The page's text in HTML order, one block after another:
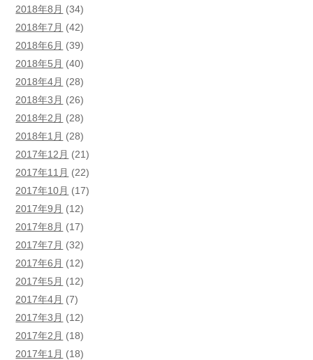
2018年8月 (34)
2018年7月 (42)
2018年6月 (39)
2018年5月 (40)
2018年4月 (28)
2018年3月 (26)
2018年2月 (28)
2018年1月 (28)
2017年12月 (21)
2017年11月 (22)
2017年10月 (17)
2017年9月 (12)
2017年8月 (17)
2017年7月 (32)
2017年6月 (12)
2017年5月 (12)
2017年4月 (7)
2017年3月 (12)
2017年2月 (18)
2017年1月 (18)